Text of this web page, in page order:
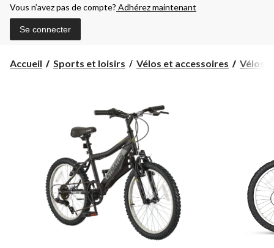
Vous n’avez pas de compte? Adhérez maintenant
Se connecter
Accueil Sports et loisirs Vélos et accessoires Vélos